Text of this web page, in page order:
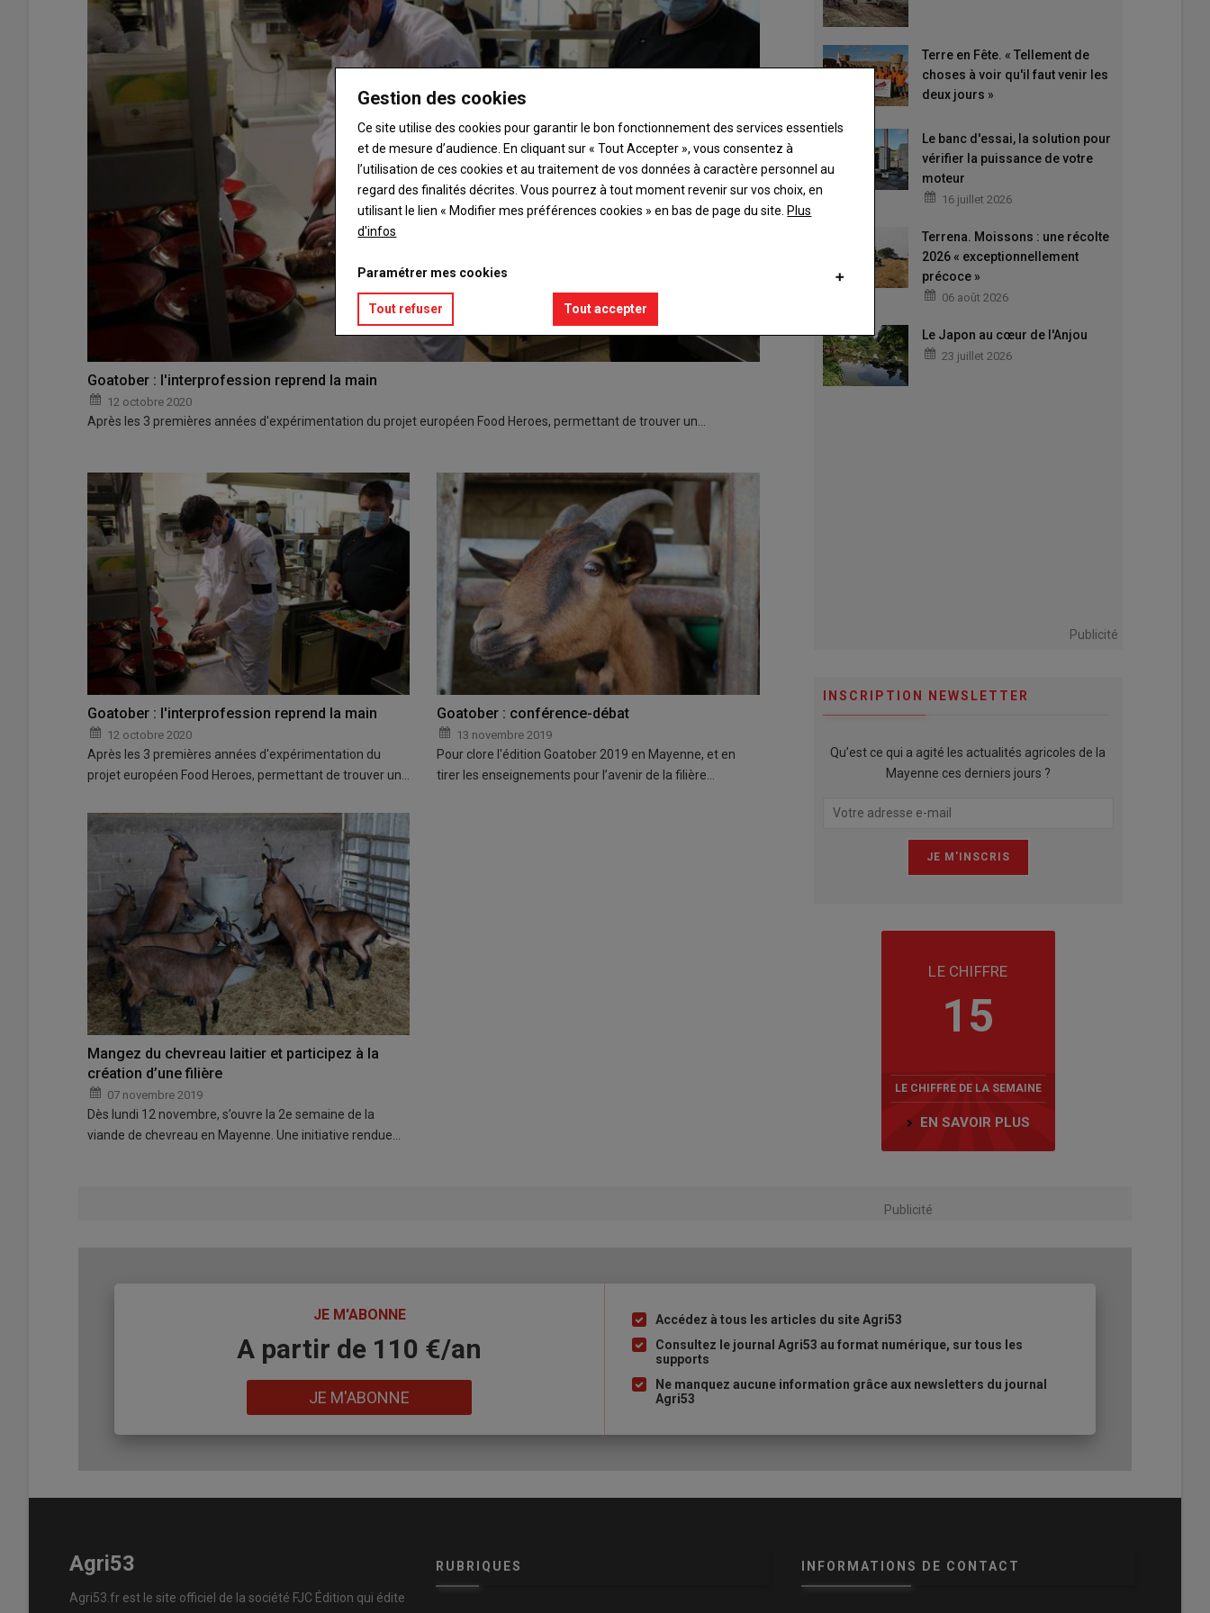
Goatober : l'interprofession reprend la main
12 octobre 2020
Après les 3 premières années d'expérimentation du projet européen Food Heroes, permettant de trouver un…
Goatober : l'interprofession reprend la main
12 octobre 2020
Après les 3 premières années d'expérimentation du
projet européen Food Heroes, permettant de trouver un…
Goatober : conférence-débat
13 novembre 2019
Pour clore l'édition Goatober 2019 en Mayenne, et en
tirer les enseignements pour l’avenir de la filière…
Mangez du chevreau laitier et participez à la
création d’une filière
07 novembre 2019
Dès lundi 12 novembre, s’ouvre la 2e semaine de la
viande de chevreau en Mayenne. Une initiative rendue…
Terre en Fête. « Tellement de
choses à voir qu'il faut venir les
deux jours »
Le banc d'essai, la solution pour
vérifier la puissance de votre
moteur
16 juillet 2026
Terrena. Moissons : une récolte
2026 « exceptionnellement
précoce »
06 août 2026
Le Japon au cœur de l'Anjou
23 juillet 2026
Publicité
INSCRIPTION NEWSLETTER
Qu’est ce qui a agité les actualités agricoles de la
Mayenne ces derniers jours ?
LE CHIFFRE
15
LE CHIFFRE DE LA SEMAINE
EN SAVOIR PLUS
Publicité
JE M'ABONNE
A partir de 110 €/an
JE M'ABONNE
Liste
à
puce
Accédez à tous les articles du site Agri53
Consultez le journal Agri53 au format numérique, sur tous les
supports
Ne manquez aucune information grâce aux newsletters du journal
Agri53
Agri53
Agri53.fr est le site officiel de la société FJC Édition qui édite
RUBRIQUES INFORMATIONS DE CONTACT
Gestion des cookies
Ce site utilise des cookies pour garantir le bon fonctionnement des services essentiels
et de mesure d’audience. En cliquant sur « Tout Accepter », vous consentez à
l’utilisation de ces cookies et au traitement de vos données à caractère personnel au
regard des finalités décrites. Vous pourrez à tout moment revenir sur vos choix, en
utilisant le lien « Modifier mes préférences cookies » en bas de page du site. Plus
d'infos
Paramétrer mes cookies
Tout refuser Tout accepter